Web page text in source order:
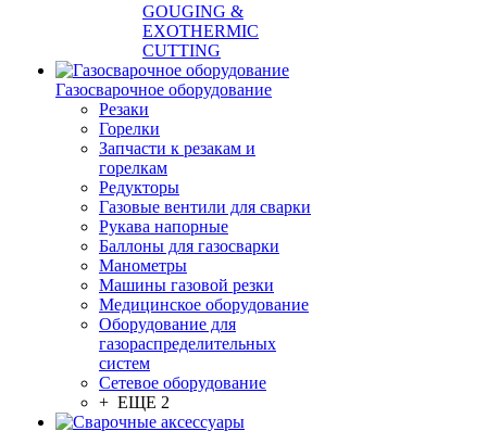
GOUGING &
EXOTHERMIC
CUTTING
Газосварочное оборудование
Резаки
Горелки
Запчасти к резакам и
горелкам
Редукторы
Газовые вентили для сварки
Рукава напорные
Баллоны для газосварки
Манометры
Машины газовой резки
Медицинское оборудование
Оборудование для
газораспределительных
систем
Сетевое оборудование
+ ЕЩЕ 2